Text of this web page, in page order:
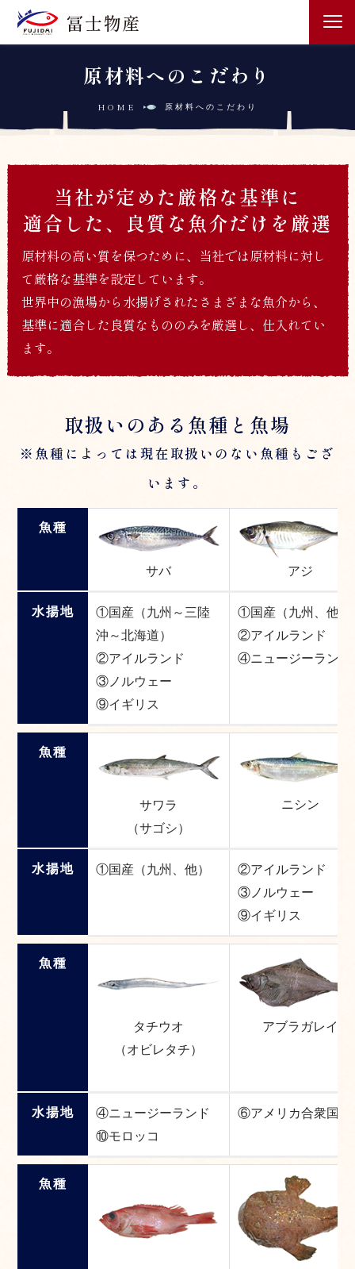
冨士物産
原材料へのこだわり
HOME 原材料へのこだわり
当社が定めた厳格な基準に
適合した、良質な魚介だけを厳選
原材料の高い質を保つために、当社では原材料に対し
て厳格な基準を設定しています。
世界中の漁場から水揚げされたさまざまな魚介から、
基準に適合した良質なもののみを厳選し、仕入れてい
ます。
取扱いのある魚種と魚場
※魚種によっては現在取扱いのない魚種もござ
います。
魚種
サバ アジ
水揚地
①国産（九州～三陸
沖～北海道）
②アイルランド
③ノルウェー
⑨イギリス
①国産（九州、他）
②アイルランド
④ニュージーランド
魚種
サワラ
（サゴシ）
ニシン
水揚地 ①国産（九州、他）
②アイルランド
③ノルウェー
⑨イギリス
魚種
タチウオ
（オビレタチ）
アブラガレイ
水揚地
④ニュージーランド
⑩モロッコ
⑥アメリカ合衆国
魚種